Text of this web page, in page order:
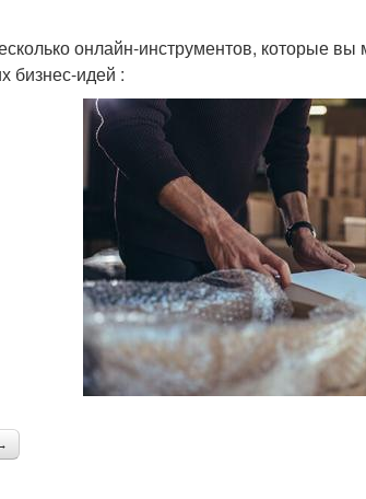
онлайн-инструментов, которые
бизнес-идей :